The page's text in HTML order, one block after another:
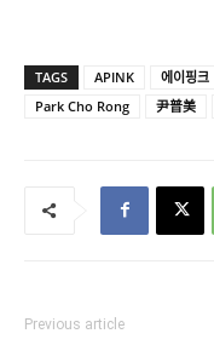
TAGS APINK 에이핑크
Park Cho Rong
尹普美
Previous article